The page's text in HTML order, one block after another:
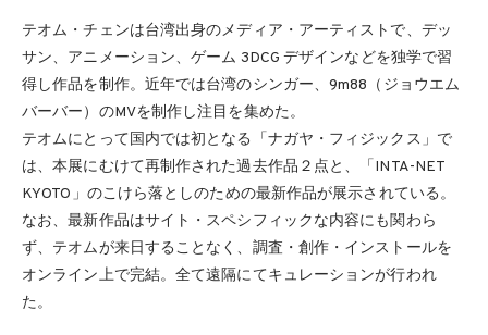
テオム・チェンは台湾出身のメディア・アーティストで、デッ
サン、アニメーション、ゲーム 3DCG デザインなどを独学で習
得し作品を制作。近年では台湾のシンガー、9m88（ジョウエム
バーバー）のMVを制作し注目を集めた。
テオムにとって国内では初となる「ナガヤ・フィジックス」で
は、本展にむけて再制作された過去作品２点と、「INTA-NET
KYOTO」のこけら落としのための最新作品が展示されている。
なお、最新作品はサイト・スペシフィックな内容にも関わら
ず、テオムが来日することなく、調査・創作・インストールを
オンライン上で完結。全て遠隔にてキュレーションが行われ
た。